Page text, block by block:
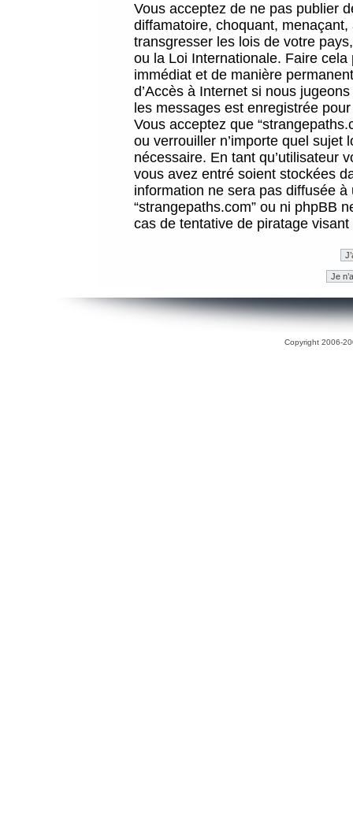
Vous acceptez de ne pas publier
diffamatoire, choquant,
transgresser les lois de votre
ou la Loi Internationale. Faire
immédiat et de manière
d’Accès à Internet si nous
les messages est enregistrée
Vous acceptez que
ou verrouiller n’importe quel sujet
nécessaire. En tant qu’utilisateur
vous avez entré soient stockées
information ne sera pas diffusée
“strangepaths.com” ou ni phpBB
cas de tentative de piratage
Copyright 2006-